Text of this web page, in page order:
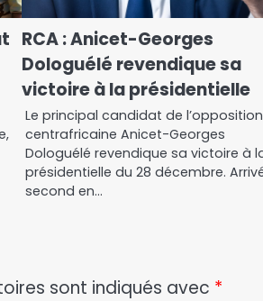
RCA : Anicet-Georges
Dologuélé revendique sa
victoire à la présidentielle
Le principal candidat de l’opposition
centrafricaine Anicet-Georges
Dologuélé revendique sa victoire à
présidentielle du 28 décembre.
second en…
sont indiqués avec *